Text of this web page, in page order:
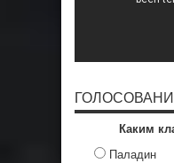
Каким
Паладин